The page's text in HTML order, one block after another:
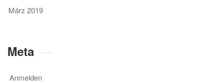
März 2019
Meta
Anmelden